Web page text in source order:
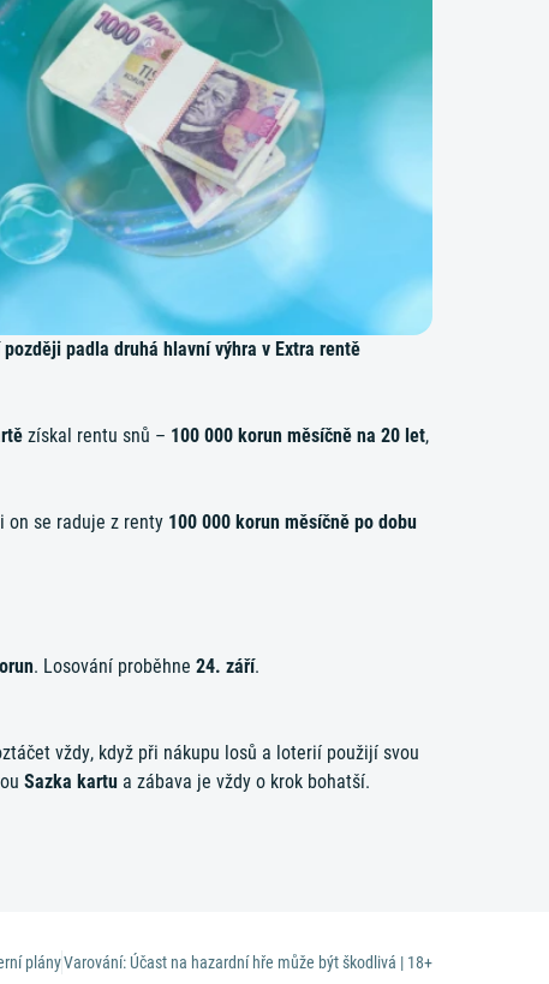
padla druhá hlavní výhra v Extra rentě
získal rentu snů – 100 000 korun měsíčně na 20 let,
on se raduje z renty 100 000 korun měsíčně po dobu
. Losování proběhne24. září.
vždy, když při nákupu losů a loterií použijí svou
Sazka kartu a zábava je vždy o krok bohatší.
plányVarování: Účast na hazardní hře může být škodlivá | 18+